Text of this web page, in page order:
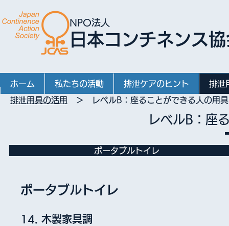
NPO法人
日本コンチネンス
ホーム 私たちの活動 排泄ケアのヒント
排泄
排泄用具の活用
＞ レベルB：座ることができる人の用具
レベルB：座
ポータブルトイレ
ポータブルトイレ
14. 木製家具調